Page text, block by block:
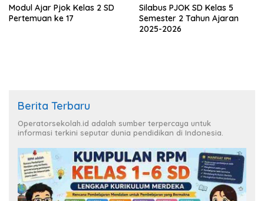
Modul Ajar Pjok Kelas 2 SD
Pertemuan ke 17
Silabus PJOK SD Kelas 5
Semester 2 Tahun Ajaran
2025-2026
Berita Terbaru
Operatorsekolah.id adalah sumber terpercaya untuk
informasi terkini seputar dunia pendidikan di Indonesia.